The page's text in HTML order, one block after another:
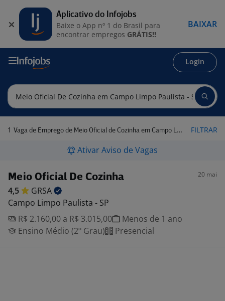
Login
1 Vaga de Emprego de Meio Oficial de Cozinha em Campo Limpo Paulista - SP FILTRAR
Ativar Aviso de Vagas
Meio Oficial De Cozinha 20 mai
4,5
GRSA
Campo Limpo Paulista - SP
R$ 2.160,00 a R$ 3.015,00
Menos de 1 ano
Ensino Médio (2º Grau)
Presencial
Aplicativo do Infojobs
Baixe o App nº 1 do Brasil para
encontrar empregos GRÁTIS!!
BAIXAR